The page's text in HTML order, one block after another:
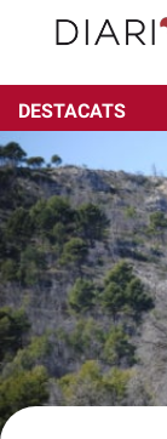
DESTACATS